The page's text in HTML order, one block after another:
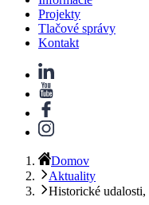
Projekty
Tlačové správy
Kontakt
Domov
Aktuality
Historické